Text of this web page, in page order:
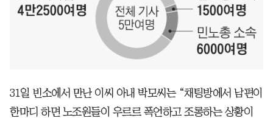
31일 빈소에서 만난 이씨 아내 박모씨는 “채팅방에서 남편이
한마디 하면 노조원들이 우르르 폭언하고 조롱하는 상황이